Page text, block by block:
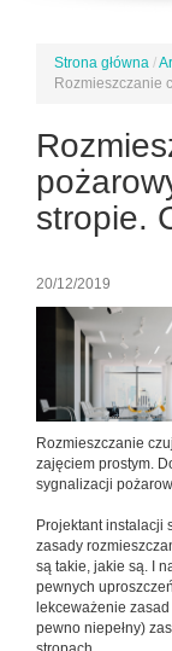
Jesteś
tutaj
Strona główna /
Rozmieszczanie
stropie.
20/12/2019
Rozmieszczanie
zajęciem prostym.
sygnalizacji
Projektant instalacji
zasady
są takie, jakie są. I
pewnych
lekceważenie
pewno niepełny)